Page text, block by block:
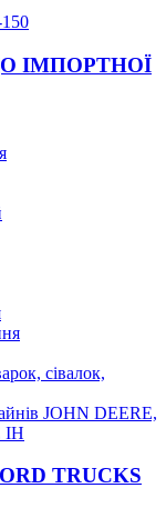
ІМПОРТНОЇ
сівалок,
JOHN DEERE,
IH
TRUCKS